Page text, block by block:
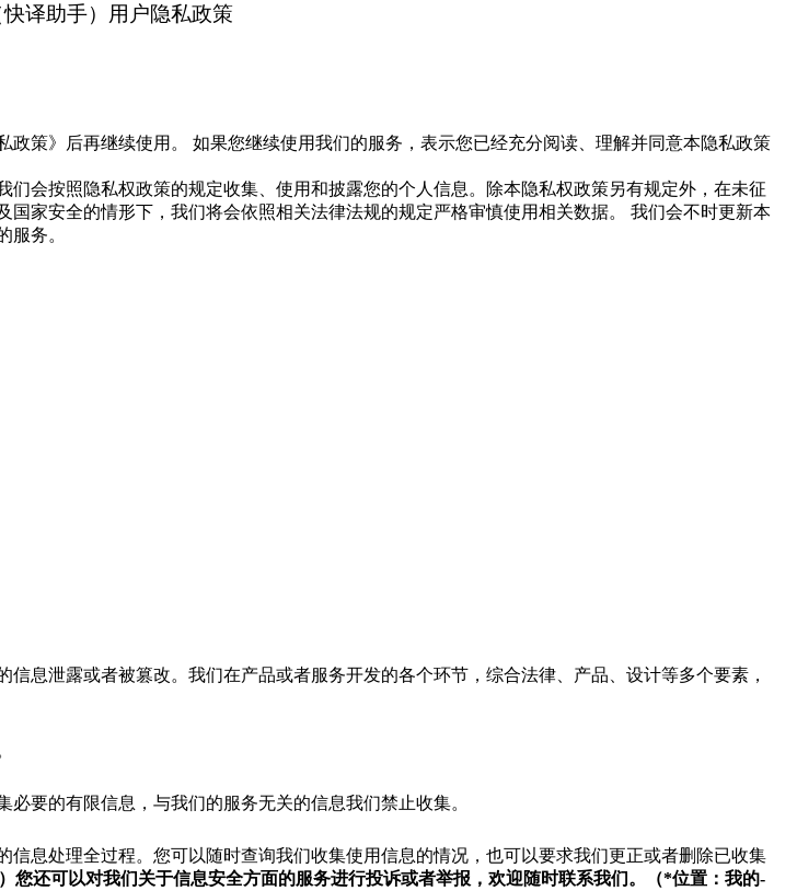
快译助手）用户隐私政策
策》后再继续使用。
如果您继续使用我们的服务，表示您已经充分阅读、理解并同意本隐私政策
会按照隐私权政策的规定收集、使用和披露您的个人信息。除本隐私权政策另有规定外，在未征
家安全的情形下，我们将会依照相关法律法规的规定严格审慎使用相关数据。
我们会不时更新本
服务。
息泄露或者被篡改。我们在产品或者服务开发的各个环节，综合法律、产品、设计等多个要素，
要的有限信息，与我们的服务无关的信息我们禁止收集。
息处理全过程。您可以随时查询我们收集使用信息的情况，也可以要求我们更正或者删除已收集
您还可以对我们关于信息安全方面的服务进行投诉或者举报，欢迎随时联系我们。（*位置：我的-